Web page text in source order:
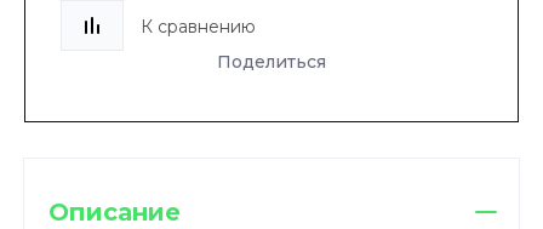
К сравнению
Поделиться
Описание